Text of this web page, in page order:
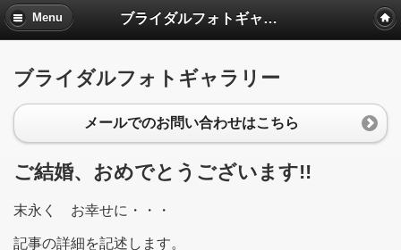
Menu ブライダルフォトギャラリー
ブライダルフォトギャラリー
メールでのお問い合わせはこちら
ご結婚、おめでとうございます!!
末永く お幸せに・・・
記事の詳細を記述します。